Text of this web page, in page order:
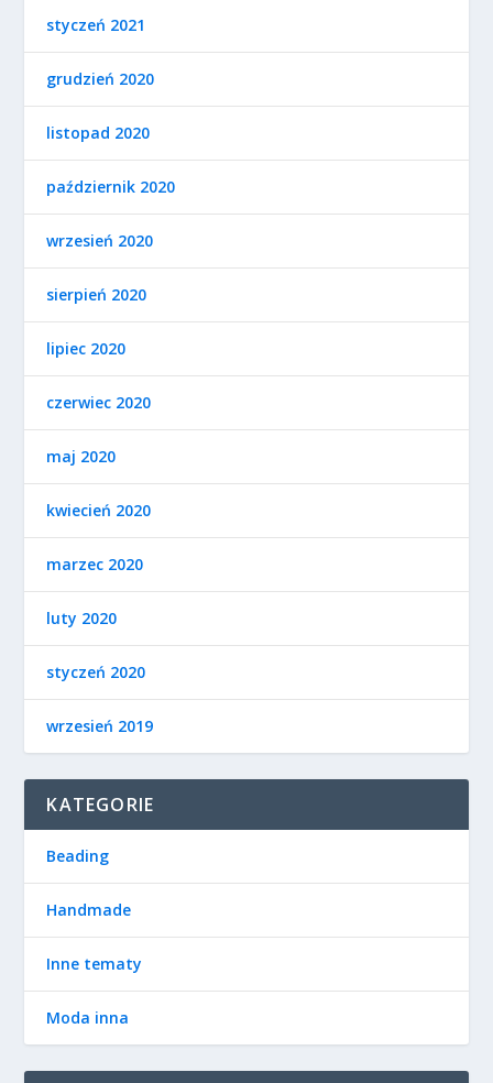
styczeń 2021
grudzień 2020
listopad 2020
październik 2020
wrzesień 2020
sierpień 2020
lipiec 2020
czerwiec 2020
maj 2020
kwiecień 2020
marzec 2020
luty 2020
styczeń 2020
wrzesień 2019
KATEGORIE
Beading
Handmade
Inne tematy
Moda inna